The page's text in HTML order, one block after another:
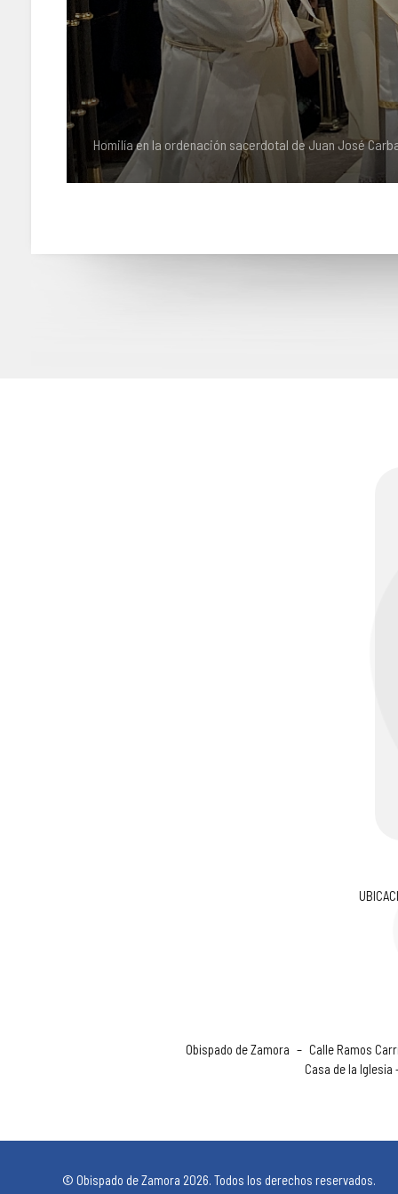
Homilía en la ordenación sacerdotal de Juan José
Obispado de Zamora – Calle Ramos
Casa de la Iglesia
© Obispado de Zamora 2026. Todos los derechos reservados.